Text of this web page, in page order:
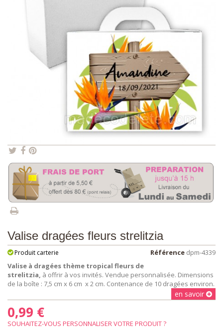
Valise dragées fleurs strelitzia
Référence dpm-4339
Produit carterie
Valise à dragées thème tropical fleurs de
strelitzia, à offrir à vos invités. Vendue personnalisée. Dimensions
de la boîte : 7,5 cm x 6 cm x 2 cm. Contenance de 10 dragées environ.
en savoir
0,99 €